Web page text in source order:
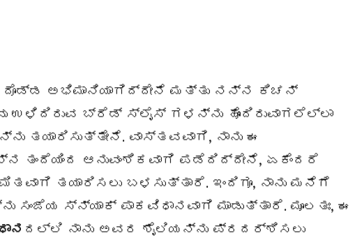
ದೊಡ್ಡ ಅಭಿಮಾನಿಯಾಗಿದ್ದೇನೆ ಮತ್ತು ನನ್ನ ಕಿಚನ್
ಬ್ರೆಡ್ ಸ್ಲೈಸ್ ಗಳನ್ನು ಹೊಂದಿರುವಾಗಲೆಲ್ಲಾ
ತಯಾರಿಸುತ್ತೇನೆ. ವಾಸ್ತವವಾಗಿ, ನಾನು ಈ
ತಂದೆಯಿಂದ ಆನುವಂಶಿಕವಾಗಿ ಪಡೆದಿದ್ದೇನೆ, ಏಕೆಂದರೆ
ತಯಾರಿಸಲು ಬಳಸುತ್ತಾರೆ. ಇಂದಿಗೂ, ನಾನು ಮನೆಗೆ
ಸಂಜೆಯ ಸ್ನ್ಯಾಕ್ ಪಾಕವಿಧಾನವಾಗಿ ಮಾಡುತ್ತಾರೆ. ಮೂಲತಃ, ಈ
ದಲ್ಲಿ ನಾನು ಅವರ ಶೈಲಿಯನ್ನು ಪ್ರದರ್ಶಿಸಲು